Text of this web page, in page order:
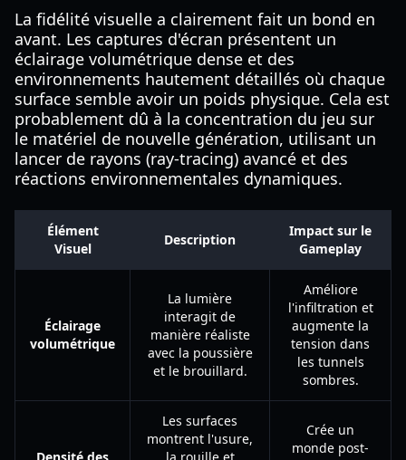
La fidélité visuelle a clairement fait un bond en
avant. Les captures d'écran présentent un
éclairage volumétrique dense et des
environnements hautement détaillés où chaque
surface semble avoir un poids physique. Cela est
probablement dû à la concentration du jeu sur
le matériel de nouvelle génération, utilisant un
lancer de rayons (ray-tracing) avancé et des
réactions environnementales dynamiques.
Élément
Visuel
Description
Impact sur le
Gameplay
Éclairage
volumétrique
La lumière
interagit de
manière réaliste
avec la poussière
et le brouillard.
Améliore
l'infiltration et
augmente la
tension dans
les tunnels
sombres.
Les surfaces
montrent l'usure,
Crée un
monde post-